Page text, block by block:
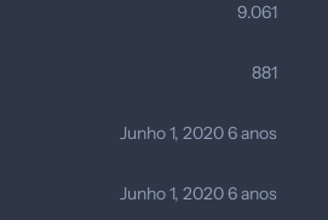
9.061
881
Junho 1, 20206 anos
Junho 1, 20206 anos